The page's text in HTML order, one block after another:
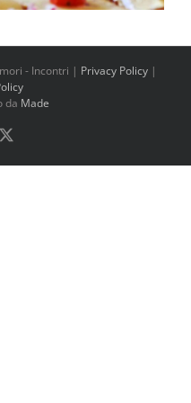
- Incontri | Privacy Policy|
da Made